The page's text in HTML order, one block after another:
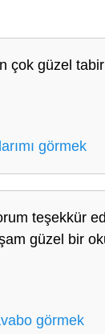
çok güzel
görmek
teşekkür
güzel bir
görmek